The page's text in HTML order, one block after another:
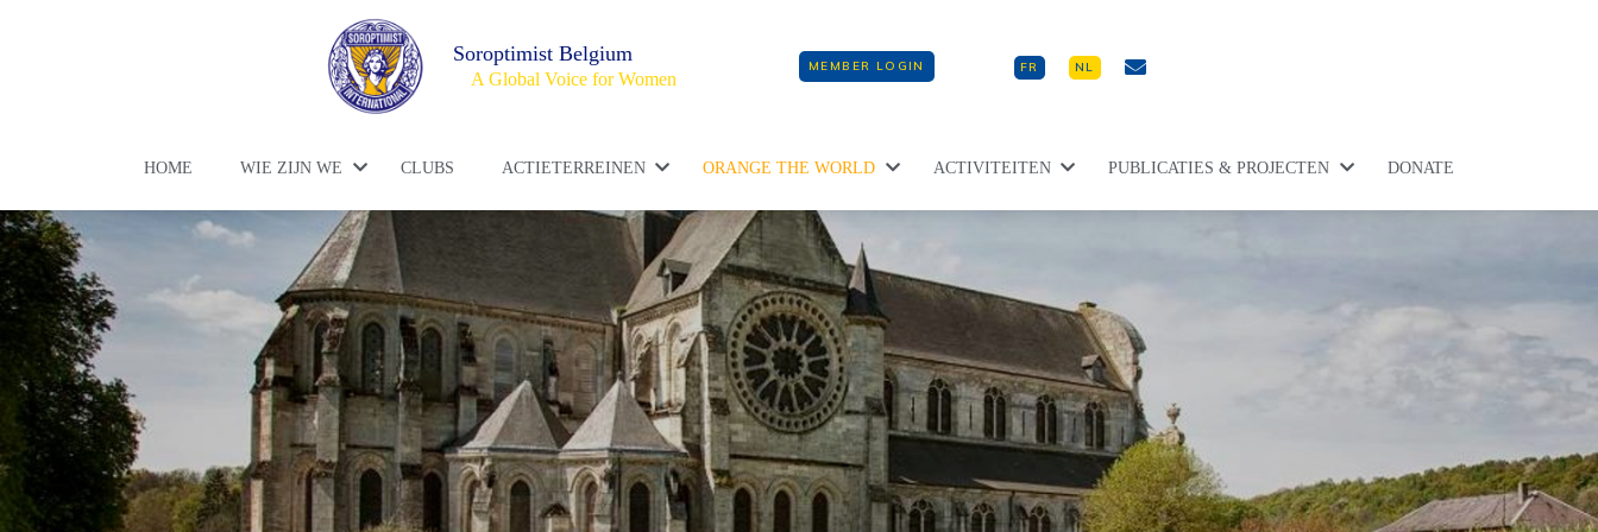
Soroptimist Belgium
A Global Voice for Women
MEMBER LOGIN FR NL
HOME WIE ZIJN WE CLUBS ACTIETERREINEN ORANGE THE WORLD ACTIVITEITEN PUBLICATIES & PROJECTEN DONATE